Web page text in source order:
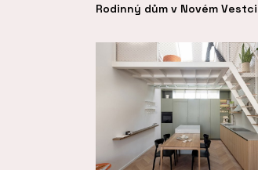
Rodinný dům v Novém Vestci